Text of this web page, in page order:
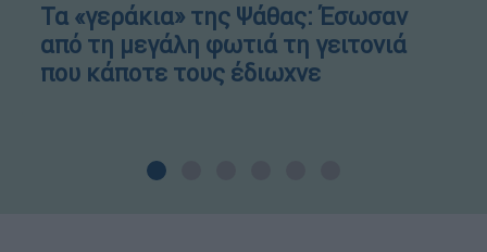
Τα «γεράκια» της Ψάθας: Έσωσαν
από τη μεγάλη φωτιά τη γειτονιά
που κάποτε τους έδιωχνε